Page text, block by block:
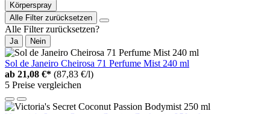
Körperspray
Alle Filter zurücksetzen
Alle Filter zurücksetzen?
Ja Nein
Sol de Janeiro Cheirosa 71 Perfume Mist 240 ml
ab 21,08 €* (87,83 €/l)
5 Preise vergleichen